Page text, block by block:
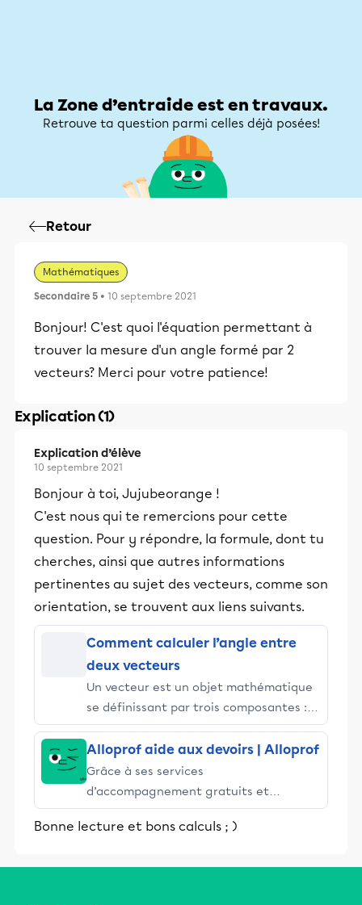
La Zone d’entraide est en travaux.
Retrouve ta question parmi celles déjà posées!
Retour
Mathématiques
Secondaire 5 • 10 septembre 2021
Bonjour! C'est quoi l'équation permettant à
trouver la mesure d'un angle formé par 2
vecteurs? Merci pour votre patience!
Explication (1)
Explication d’élève
10 septembre 2021
Bonjour à toi, Jujubeorange !
C'est nous qui te remercions pour cette
question. Pour y répondre, la formule, dont tu
cherches, ainsi que autres informations
pertinentes au sujet des vecteurs, comme son
orientation, se trouvent aux liens suivants.
Comment calculer l’angle entre
deux vecteurs
Un vecteur est un objet mathématique
se définissant par trois composantes :
sa direction, son sens et sa longueur (ou
norme). Quand plusieurs vecteurs sont
combinés, ils forment entre eux des
angles et les formules qui s'appliquent
aux...
Alloprof aide aux devoirs | Alloprof
Grâce à ses services
d’accompagnement gratuits et
stimulants, Alloprof engage les élèves
et leurs parents dans la réussite
Bonne lecture et bons calculs ; )